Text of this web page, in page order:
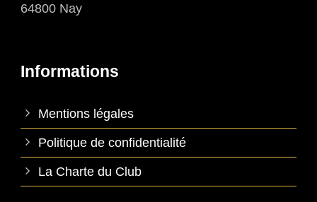
64800 Nay
Informations
Mentions légales
Politique de confidentialité
La Charte du Club